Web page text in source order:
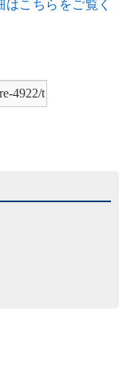
こちらをご覧く